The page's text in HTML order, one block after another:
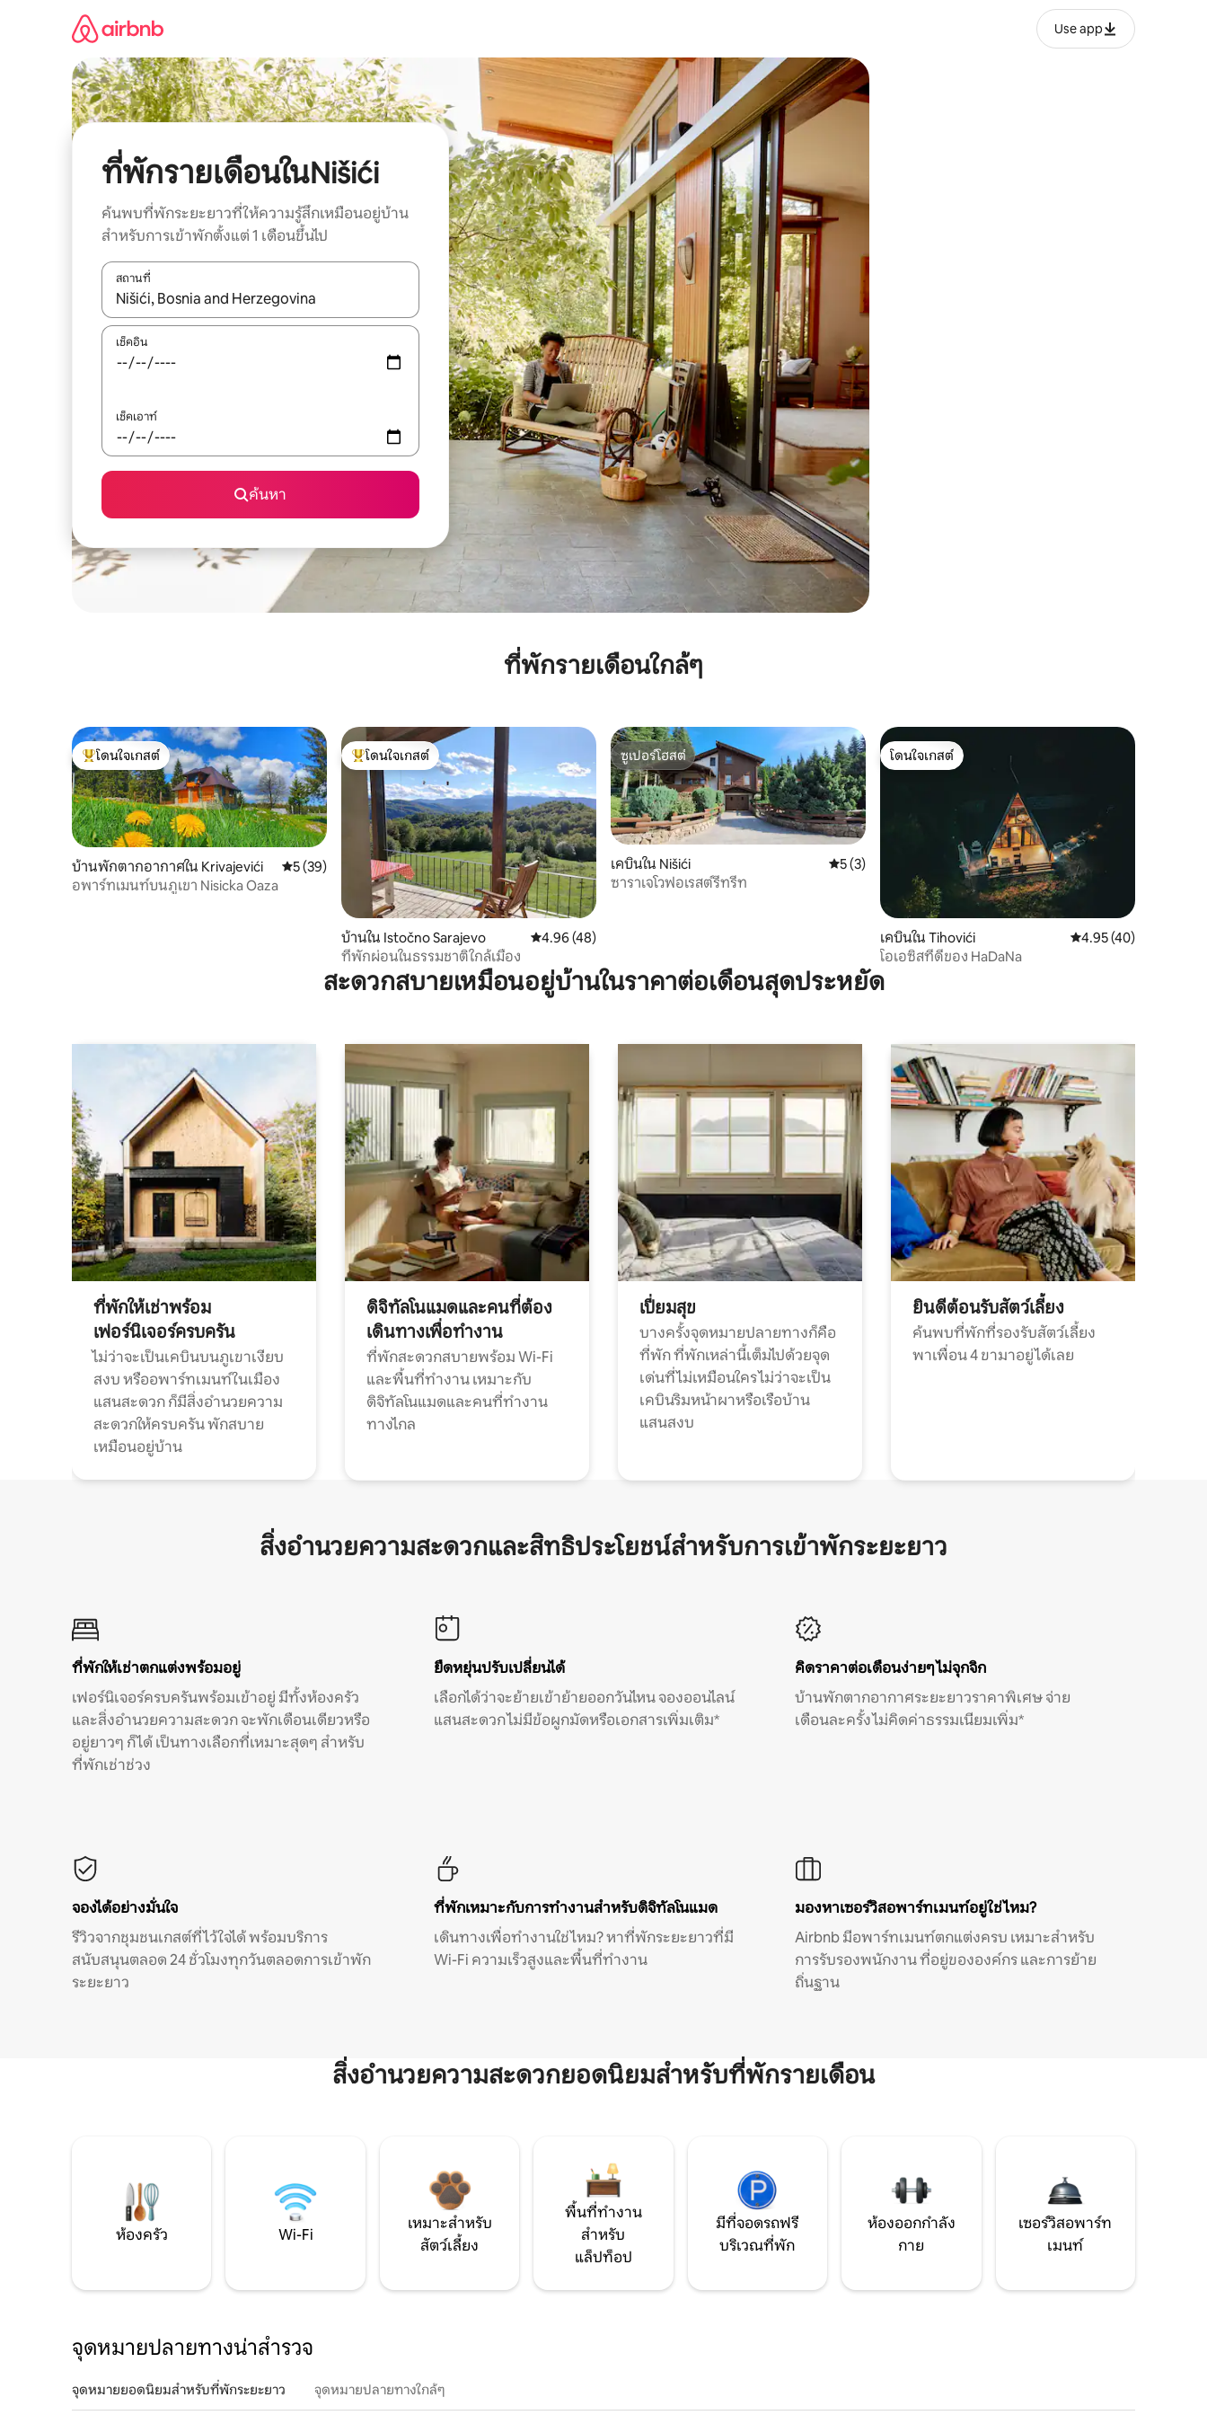
Use app
ที่พักรายเดือนในNišići
ค้นพบที่พักระยะยาวที่ให้ความรู้สึกเหมือนอยู่บ้าน
สำหรับการเข้าพักตั้งแต่ 1 เดือนขึ้นไป
สถานที่
ใช้ลูกศรขึ้นลง หรือใช้การสัมผัสหรือปัด เพื่อสำรวจผลการค้นหา
เช็คอิน
เช็คเอาท์
ค้นหา
ที่พักรายเดือนใกล้ๆ
โดนใจเกสต์ที่สุด
โดนใจเกสต์
บ้านพักตากอากาศใน Krivajevići คะแนนเฉลี่ย 5 จาก 5, 39 รีวิว
5 (39)
อพาร์ทเมนท์บนภูเขา Nisicka Oaza
โดนใจเกสต์ที่สุด
โดนใจเกสต์
บ้านใน Istočno Sarajevo คะแนนเฉลี่ย 4.96 จาก 5, 48 รีวิว
4.96 (48)
ที่พักผ่อนในธรรมชาติใกล้เมือง
ซูเปอร์โฮสต์
ซูเปอร์โฮสต์
เคบินใน Nišići คะแนนเฉลี่ย 5 จาก 5, 3 รีวิว
5 (3)
ซาราเจโวฟอเรสต์รีทรีท
โดนใจเกสต์
โดนใจเกสต์
เคบินใน Tihovići คะแนนเฉลี่ย 4.95 จาก
4.95 (40)
โอเอซิสที่ดีของ HaDaNa
สะดวกสบายเหมือนอยู่บ้านในราคาต่อเดือนสุดประหยัด
ที่พักให้เช่าพร้อม
เฟอร์นิเจอร์ครบครัน
ไม่ว่าจะเป็นเคบินบนภูเขาเงียบ
สงบ หรืออพาร์ทเมนท์ในเมือง
แสนสะดวก ก็มีสิ่งอำนวยความ
สะดวกให้ครบครัน พักสบาย
เหมือนอยู่บ้าน
ดิจิทัลโนแมดและคนที่ต้อง
เดินทางเพื่อทำงาน
ที่พักสะดวกสบายพร้อม Wi-Fi
และพื้นที่ทำงาน เหมาะกับ
ดิจิทัลโนแมดและคนที่ทำงาน
ทางไกล
เปี่ยมสุข
บางครั้งจุดหมายปลายทางก็คือ
ที่พัก ที่พักเหล่านี้เต็มไปด้วยจุด
เด่นที่ไม่เหมือนใคร ไม่ว่าจะเป็น
เคบินริมหน้าผาหรือเรือบ้าน
แสนสงบ
ยินดีต้อนรับสัตว์เลี้ยง
ค้นพบที่พักที่รองรับสัตว์เลี้ยง
พาเพื่อน 4 ขามาอยู่ได้เลย
สิ่งอำนวยความสะดวกและสิทธิประโยชน์สำหรับการเข้าพักระยะยาว
ที่พักให้เช่าตกแต่งพร้อมอยู่
เฟอร์นิเจอร์ครบครันพร้อมเข้าอยู่ มีทั้งห้องครัว
และสิ่งอำนวยความสะดวก จะพักเดือนเดียวหรือ
อยู่ยาวๆ ก็ได้ เป็นทางเลือกที่เหมาะสุดๆ สำหรับ
ที่พักเช่าช่วง
ยืดหยุ่นปรับเปลี่ยนได้
เลือกได้ว่าจะย้ายเข้าย้ายออกวันไหน จองออนไลน์
แสนสะดวก ไม่มีข้อผูกมัดหรือเอกสารเพิ่มเติม*
คิดราคาต่อเดือนง่ายๆ ไม่จุกจิก
บ้านพักตากอากาศระยะยาวราคาพิเศษ จ่าย
เดือนละครั้ง ไม่คิดค่าธรรมเนียมเพิ่ม*
จองได้อย่างมั่นใจ
รีวิวจากชุมชนเกสต์ที่ไว้ใจได้ พร้อมบริการ
สนับสนุนตลอด 24 ชั่วโมงทุกวันตลอดการเข้าพัก
ระยะยาว
ที่พักเหมาะกับการทำงานสำหรับดิจิทัลโนแมด
เดินทางเพื่อทำงานใช่ไหม? หาที่พักระยะยาวที่มี
Wi-Fi ความเร็วสูงและพื้นที่ทำงาน
มองหาเซอร์วิสอพาร์ทเมนท์อยู่ใช่ไหม?
Airbnb มีอพาร์ทเมนท์ตกแต่งครบ เหมาะสำหรับ
การรับรองพนักงาน ที่อยู่ขององค์กร และการย้าย
ถิ่นฐาน
สิ่งอำนวยความสะดวกยอดนิยมสำหรับที่พักรายเดือน
ห้องครัว Wi-Fi
เหมาะสำหรับ
สัตว์เลี้ยง
พื้นที่ทำงาน
สำหรับ
แล็ปท็อป
มีที่จอดรถฟรี
บริเวณที่พัก
ห้องออกกำลัง
กาย
เซอร์วิสอพาร์ท
เมนท์
จุดหมายปลายทางน่าสำรวจ
จุดหมายยอดนิยมสำหรับที่พักระยะยาว จุดหมายปลายทางใกล้ๆ